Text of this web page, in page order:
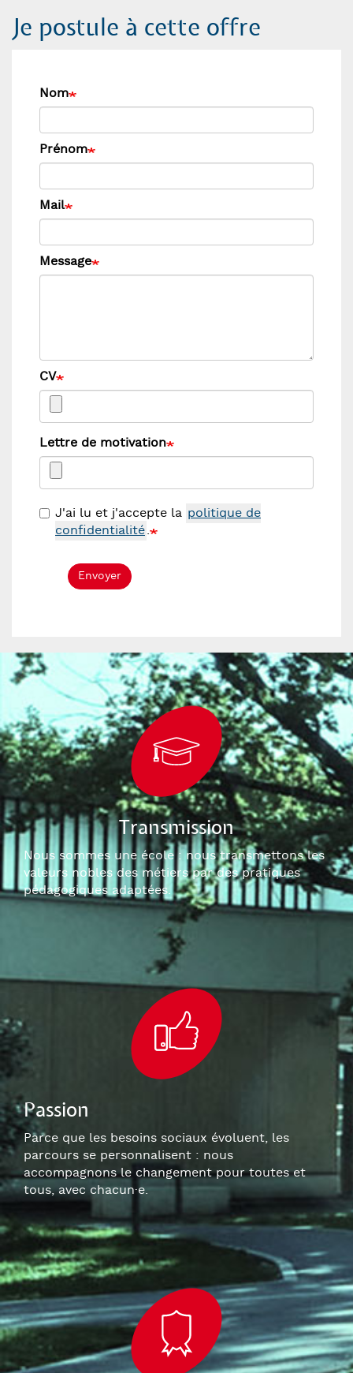
Je postule à cette offre
Nom
Prénom
Mail
Message
CV
Lettre de motivation
J'ai lu et j'accepte la politique de
confidentialité.
Envoyer
Transmission
Nous sommes une école : nous transmettons les
valeurs nobles des métiers par des pratiques
pédagogiques adaptées.
Passion
Parce que les besoins sociaux évoluent, les
parcours se personnalisent : nous
accompagnons le changement pour toutes et
tous, avec chacun·e.